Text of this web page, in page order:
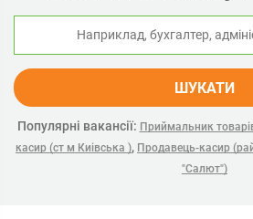
ШУКАТИ
Популярні вакансії: Приймальник
касир (ст м Киівська ), Продавець-касир
"Салют")